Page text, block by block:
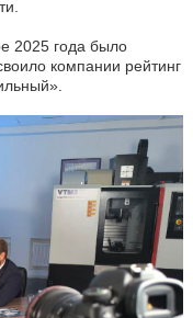
2025 года было
компании рейтинг